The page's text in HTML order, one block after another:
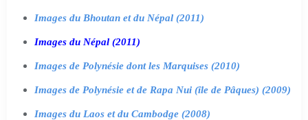
Images du Bhoutan et du Népal (2011)
Images du Népal (2011)
Images de Polynésie dont les Marquises (2010)
Images de Polynésie et de Rapa Nui (île de Pâques) (2009)
Images du Laos et du Cambodge (2008)